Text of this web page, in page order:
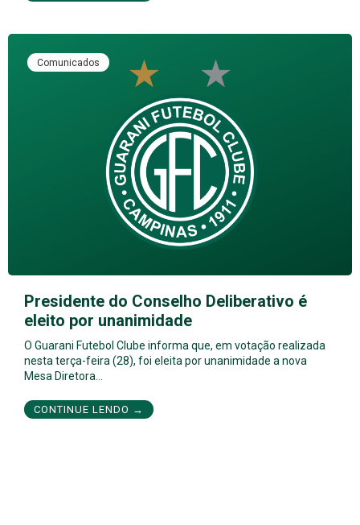
Comunicados
Presidente do Conselho Deliberativo é
eleito por unanimidade
O Guarani Futebol Clube informa que, em votação realizada
nesta terça-feira (28), foi eleita por unanimidade a nova
Mesa Diretora…
CONTINUE LENDO →